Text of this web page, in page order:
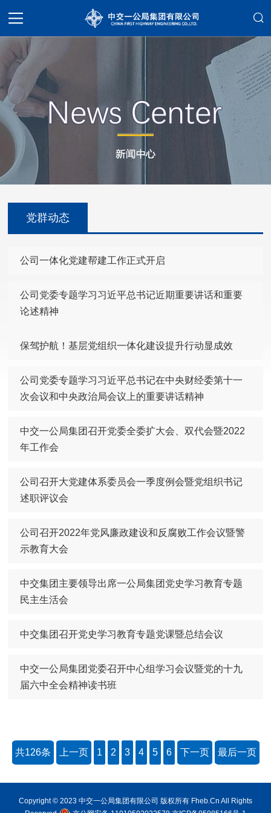
党群动态
公司一体化党建帮建工作正式开启
公司党委专题学习习近平总书记近期重要讲话和重要
论述精神
保驾护航！基层党组织一体化建设提升行动显成效
公司党委专题学习习近平总书记在中央财经委第十一
次会议和中央政治局会议上的重要讲话精神
中交一公局集团召开党委全委扩大会、双代会暨2022
年工作会
公司召开大党建体系委员会一季度例会暨党组织书记
述职评议会
公司召开2022年党风廉政建设和反腐败工作会议暨警
示教育大会
中交集团主要领导出席一公局集团党史学习教育专题
民主生活会
中交集团召开党史学习教育专题党课暨总结会议
中交一公局集团党委召开中心组学习会议暨党的十九
届六中全会精神读书班
共126条 上一页 1 2 3 4 5 6 下一页 最后一页
Copyright © 2023 中交一公局集团有限公司 版权所有 Fheb.Cn All Rights